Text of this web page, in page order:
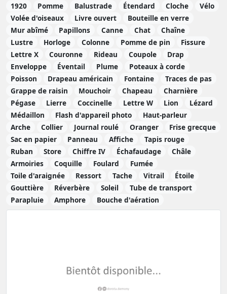
1920 Pomme Balustrade Étendard Cloche
Vélo
Volée d'oiseaux
Livre ouvert
Bouteille en verre
Mur abîmé
Papillons Canne Chat
Chaîne
Lustre
Horloge Colonne Pomme de pin
Fissure
Lettre X
Couronne Rideau Coupole
Drap
Enveloppe
Éventail Plume
Poteaux à corde
Poisson
Drapeau américain Fontaine
Traces de pas
Grappe de raisin
Mouchoir Chapeau
Charnière
Pégase
Lierre Coccinelle Lettre W Lion
Lézard
Médaillon
Flash d'appareil photo
Haut-parleur
Arche
Collier Journal roulé Oranger
Frise grecque
Sac en papier
Panneau Affiche
Tapis rouge
Ruban
Store Chiffre IV Échafaudage
Châle
Armoiries
Coquille Foulard
Fumée
Toile d'araignée
Ressort Tache Vitrail
Étoile
Gouttière
Réverbère Soleil
Tube de transport
Parapluie
Amphore Bouche d'aération